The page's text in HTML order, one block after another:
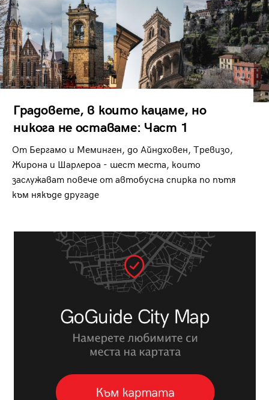
Градовете, в които кацаме, но
никога не оставаме: Част 1
От Бергамо и Меминген, до Айндховен, Тревизо,
Жирона и Шарлероа - шест места, които
заслужават повече от автобусна спирка по пътя
към някъде другаде